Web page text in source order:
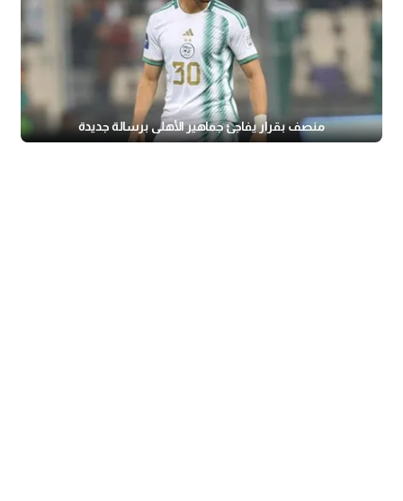
منصف بقرار يفاجئ جماهير الأهلي برسالة جديدة